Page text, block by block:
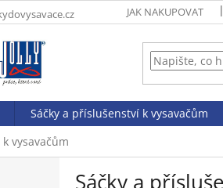
JAK NAKUPOVAT
Sáčky a příslušenství k vysavačům
vysavačům
Sáčky a